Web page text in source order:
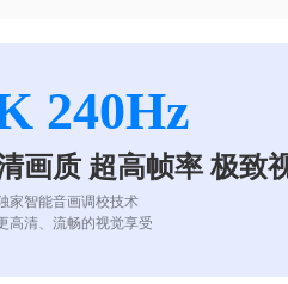
240Hz
画质 超高帧率 极致
家智能音画调校技术
高清、流畅的视觉享受